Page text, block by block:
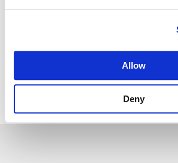
Allow
Deny
zoals citrus, bessen, en
Alle waterdispensers